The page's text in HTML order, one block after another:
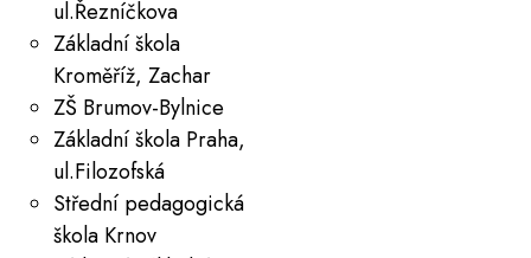
ul.Řezníčkova
Základní škola
Kroměříž, Zachar
ZŠ Brumov-Bylnice
Základní škola Praha,
ul.Filozofská
Střední pedagogická
škola Krnov